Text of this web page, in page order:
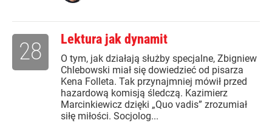
Lektura jak dynamit
O tym, jak działają służby specjalne, Zbigniew
Chlebowski miał się dowiedzieć od pisarza
Kena Folleta. Tak przynajmniej mówił przed
hazardową komisją śledczą. Kazimierz
Marcinkiewicz dzięki „Quo vadis” zrozumiał
siłę miłości. Socjolog...
28